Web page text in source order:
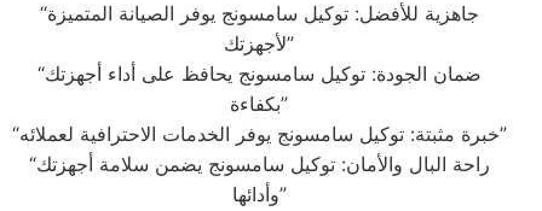
“جاهزية للأفضل: توكيل سامسونج يوفر الصيانة المتميزة
لأجهزتك”
“ضمان الجودة: توكيل سامسونج يحافظ على أداء أجهزتك
بكفاءة”
“خبرة مثبتة: توكيل سامسونج يوفر الخدمات الاحترافية لعملائه”
“راحة البال والأمان: توكيل سامسونج يضمن سلامة أجهزتك
وأدائها”